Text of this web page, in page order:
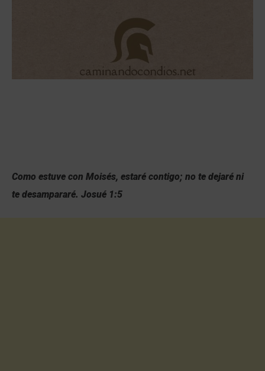
Como estuve con Moisés, estaré contigo; no te dejaré ni
te desampararé. Josué 1:5